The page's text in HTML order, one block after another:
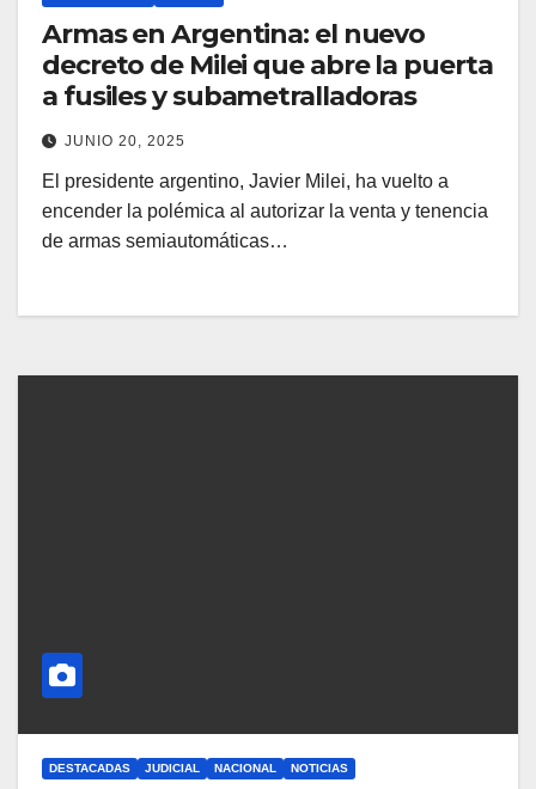
Armas en Argentina: el nuevo
decreto de Milei que abre la puerta
a fusiles y subametralladoras
JUNIO 20, 2025
El presidente argentino, Javier Milei, ha vuelto a
encender la polémica al autorizar la venta y tenencia
de armas semiautomáticas…
DESTACADAS JUDICIAL NACIONAL NOTICIAS